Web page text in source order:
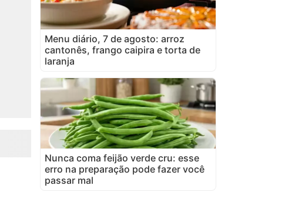
Menu diário, 7 de agosto: arroz
cantonês, frango caipira e torta de
laranja
Nunca coma feijão verde cru: esse
erro na preparação pode fazer você
passar mal